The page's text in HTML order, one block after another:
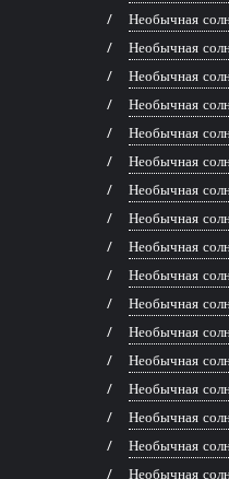
Необычная
Необычная
Необычная
Необычная
Необычная
Необычная
Необычная
Необычная
Необычная
Необычная
Необычная
Необычная
Необычная
Необычная
Необычная
Необычная
Необычная